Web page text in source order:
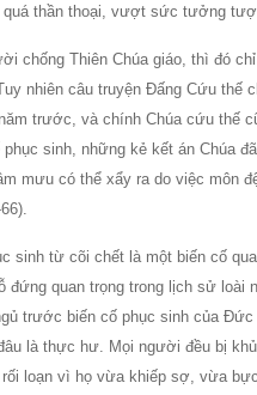
thần thoại, vượt sức tưởng
chống Thiên Chúa giáo, thì đó
nhiên câu truyện Ðấng Cứu thế
trước, và chính Chúa cứu thế
sinh, những kẻ kết án Chúa
mưu có thể xẩy ra do việc môn
sinh từ cõi chết là một biến cố
đứng quan trọng trong lịch sử loài
trước biến cố phục sinh của
là thực hư. Mọi người đều bị
loạn vì họ vừa khiếp sợ, vừa